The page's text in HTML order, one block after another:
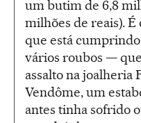
um butim de 6,8
milhões de reais).
que está
vários roubos —
assalto na joalheria
Vendôme, um
antes tinha sofrido